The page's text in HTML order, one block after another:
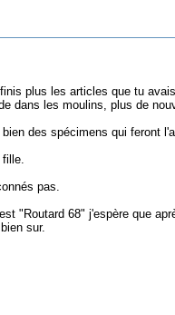
plus les articles que tu
dans les moulins, plus de
des spécimens qui feront
fille.
pas.
"Routard 68" j'espère que
sur.